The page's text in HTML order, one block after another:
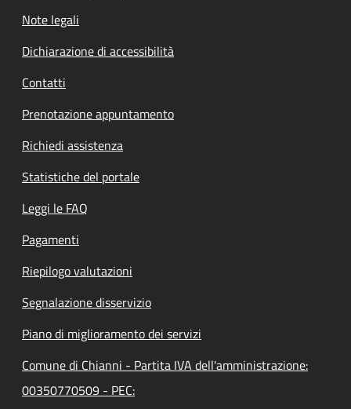
Note legali
Dichiarazione di accessibilità
Contatti
Prenotazione appuntamento
Richiedi assistenza
Statistiche del portale
Leggi le FAQ
Pagamenti
Riepilogo valutazioni
Segnalazione disservizio
Piano di miglioramento dei servizi
Comune di Chianni - Partita IVA dell'amministrazione:
00350770509 - PEC: